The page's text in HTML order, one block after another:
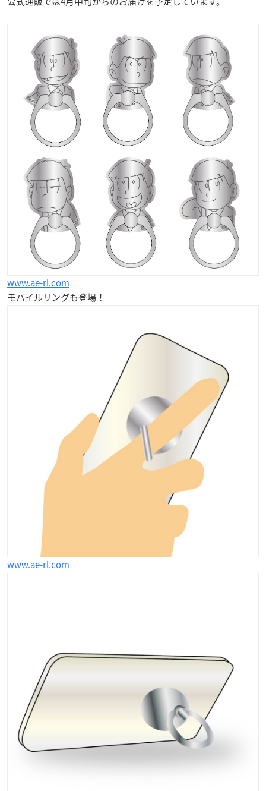
www.ae-rl.com
モバイルリングも登場！
www.ae-rl.com